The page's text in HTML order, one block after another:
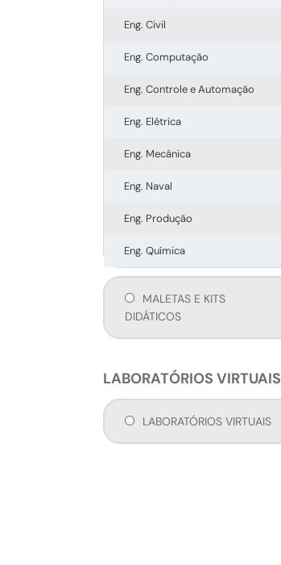
Eng. Civil
Eng. Computação
Eng. Controle e Automação
Eng. Elétrica
Eng. Mecânica
Eng. Naval
Eng. Produção
Eng. Química
MALETAS E KITS
DIDÁTICOS
LABORATÓRIOS VIRTUAIS
LABORATÓRIOS VIRTUAIS